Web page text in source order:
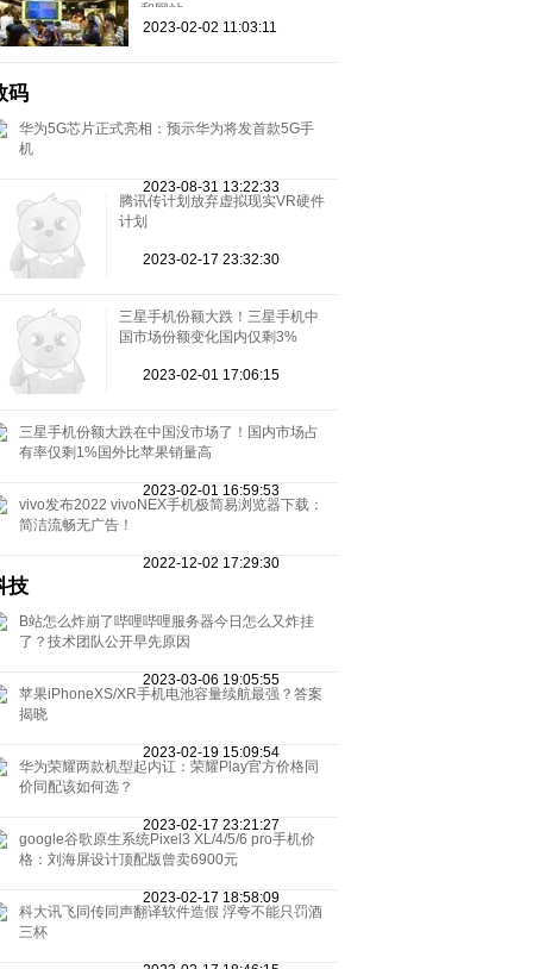
和网站
2023-02-02 11:03:11
码
华为5G芯片正式亮相：预示华为将发首款5G手
机
2023-08-31 13:22:33
腾讯传计划放弃虚拟现实VR硬件
计划
2023-02-17 23:32:30
三星手机份额大跌！三星手机中
国市场份额变化国内仅剩3%
2023-02-01 17:06:15
三星手机份额大跌在中国没市场了！国内市场占
有率仅剩1%国外比苹果销量高
2023-02-01 16:59:53
vivo发布2022 vivoNEX手机极简易浏览器下载：
简洁流畅无广告！
2022-12-02 17:29:30
技
B站怎么炸崩了哔哩哔哩服务器今日怎么又炸挂
了？技术团队公开早先原因
2023-03-06 19:05:55
苹果iPhoneXS/XR手机电池容量续航最强？答案
揭晓
2023-02-19 15:09:54
华为荣耀两款机型起内讧：荣耀Play官方价格同
价同配该如何选？
2023-02-17 23:21:27
google谷歌原生系统Pixel3 XL/4/5/6 pro手机价
格：刘海屏设计顶配版曾卖6900元
2023-02-17 18:58:09
科大讯飞同传同声翻译软件造假 浮夸不能只罚酒
三杯